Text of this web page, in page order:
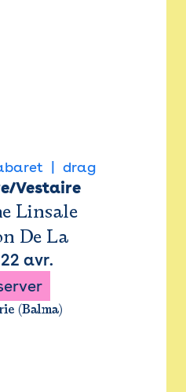
drag
Vestaire
Linsale
De La
22 avr.
(Balma)